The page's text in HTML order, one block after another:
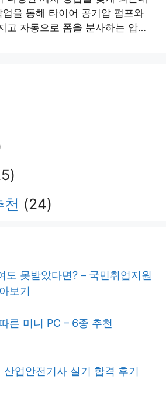
을 통해 타이어 공기압 펌프와
고 자동으로 폼을 분사하는 압축
차량의 이물질을 제거하여 …
(24)
도 못받았다면? – 국민취업지원
보기
른 미니 PC – 6종 추천
업안전기사 실기 합격 후기